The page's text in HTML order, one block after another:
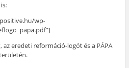
wp-
az eredeti reformáció-logót és a PÁPA